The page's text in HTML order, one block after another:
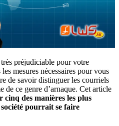
préjudiciable pour votre
mesures nécessaires pour vous
de savoir distinguer les courriels
de ce genre d’arnaque. Cet article
cinq des manières les plus
pourrait se faire